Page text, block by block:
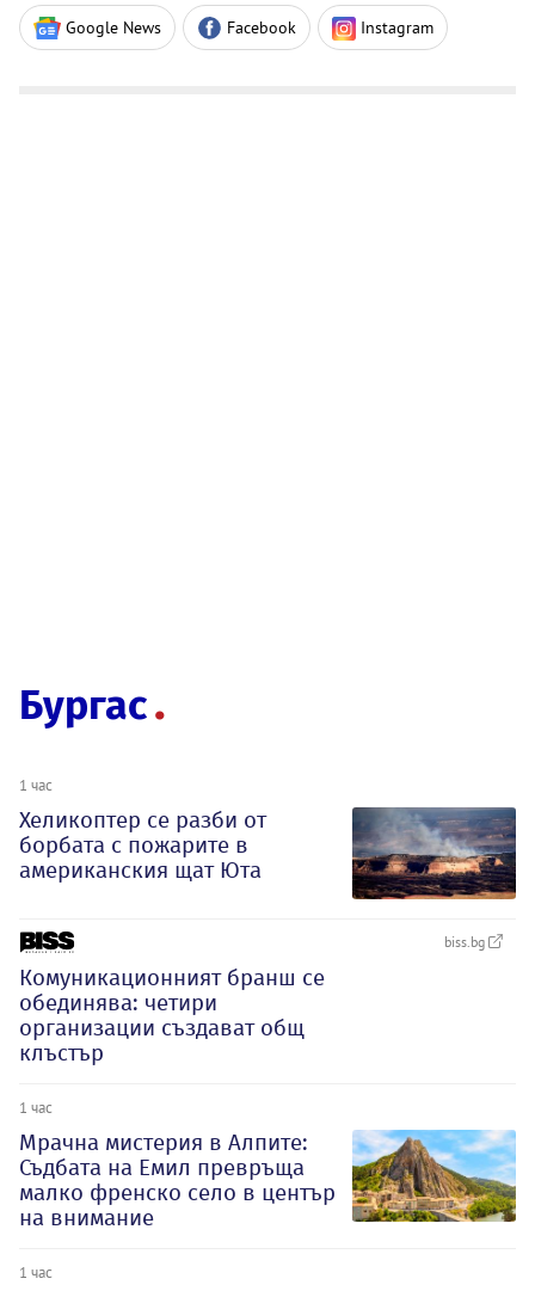
Google News Facebook Instagram
Бургас
1 час
Хеликоптер се разби от
борбата с пожарите в
американския щат Юта
biss.bg
Комуникационният бранш се
обединява: четири
организации създават общ
клъстър
1 час
Мрачна мистерия в Алпите:
Съдбата на Емил превръща
малко френско село в център
на внимание
1 час